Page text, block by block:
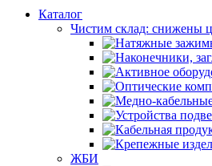
Каталог
Чистим склад: снижены
ЖБИ